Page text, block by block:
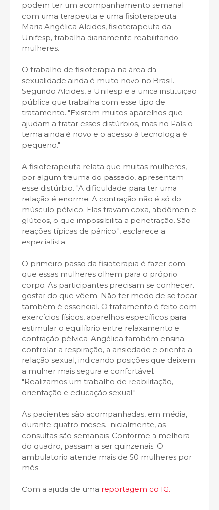
podem ter um acompanhamento semanal
com uma terapeuta e uma fisioterapeuta.
Maria Angélica Alcides, fisioterapeuta da
Unifesp, trabalha diariamente reabilitando
mulheres.
O trabalho de fisioterapia na área da
sexualidade ainda é muito novo no Brasil.
Segundo Alcides, a Unifesp é a única instituição
pública que trabalha com esse tipo de
tratamento. "Existem muitos aparelhos que
ajudam a tratar esses distúrbios, mas no País o
tema ainda é novo e o acesso à tecnologia é
pequeno."
A fisioterapeuta relata que muitas mulheres,
por algum trauma do passado, apresentam
esse distúrbio. "A dificuldade para ter uma
relação é enorme. A contração não é só do
músculo pélvico. Elas travam coxa, abdômen e
glúteos, o que impossibilita a penetração. São
reações típicas de pânico.", esclarece a
especialista.
O primeiro passo da fisioterapia é fazer com
que essas mulheres olhem para o próprio
corpo. As participantes precisam se conhecer,
gostar do que vêem. Não ter medo de se tocar
também é essencial. O tratamento é feito com
exercícios físicos, aparelhos específicos para
estimular o equilíbrio entre relaxamento e
contração pélvica. Angélica também ensina
controlar a respiração, a ansiedade e orienta a
relação sexual, indicando posições que deixem
a mulher mais segura e confortável.
"Realizamos um trabalho de reabilitação,
orientação e educação sexual."
As pacientes são acompanhadas, em média,
durante quatro meses. Inicialmente, as
consultas são semanais. Conforme a melhora
do quadro, passam a ser quinzenais. O
ambulatorio atende mais de 50 mulheres por
mês.
Com a ajuda de uma reportagem do IG.